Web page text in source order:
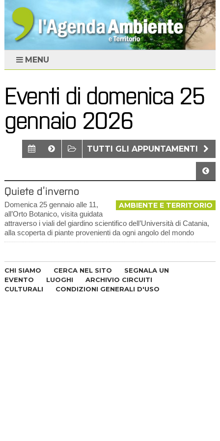
MENU
Eventi di domenica 25
gennaio 2026
TUTTI GLI APPUNTAMENTI
Quiete d’inverno
AMBIENTE E TERRITORIO
Domenica 25 gennaio alle 11,
all’Orto Botanico, visita guidata
attraverso i viali del giardino scientifico dell’Università di Catania,
alla scoperta di piante provenienti da ogni angolo del mondo
CHI SIAMO CERCA NEL SITO
SEGNALA UN
EVENTO
LUOGHI
ARCHIVIO CIRCUITI
CULTURALI
CONDIZIONI GENERALI D'USO